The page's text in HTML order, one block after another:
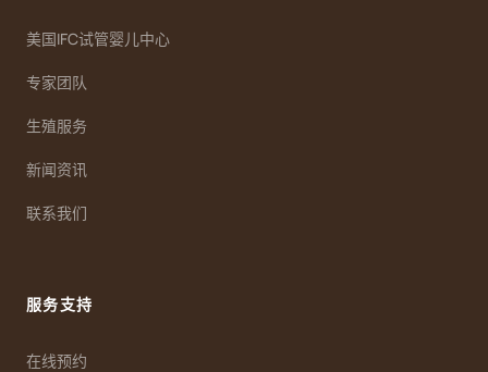
美国IFC试管婴儿中心
专家团队
生殖服务
新闻资讯
联系我们
服务支持
在线预约